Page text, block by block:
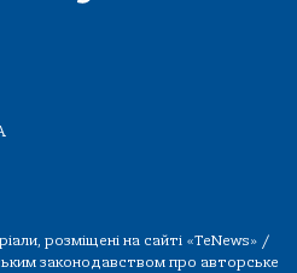
розміщені на сайті «TeNews» /
законодавством про авторське